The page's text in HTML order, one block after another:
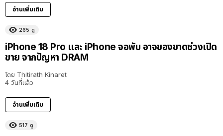
อ่านเพิ่มเติม
265 ดู
iPhone 18 Pro และ iPhone จอพับ อาจของขาดช่วงเปิด
ขาย จากปัญหา DRAM
โดย Thitirath Kinaret
4 วันที่แล้ว
อ่านเพิ่มเติม
517 ดู